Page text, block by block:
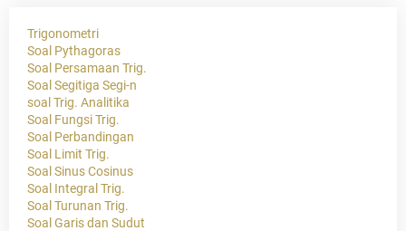
Trigonometri
Soal Pythagoras
Soal Persamaan Trig.
Soal Segitiga Segi-n
soal Trig. Analitika
Soal Fungsi Trig.
Soal Perbandingan
Soal Limit Trig.
Soal Sinus Cosinus
Soal Integral Trig.
Soal Turunan Trig.
Soal Garis dan Sudut